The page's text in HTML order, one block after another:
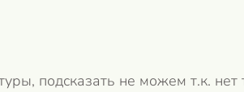
подсказать не можем т.к.